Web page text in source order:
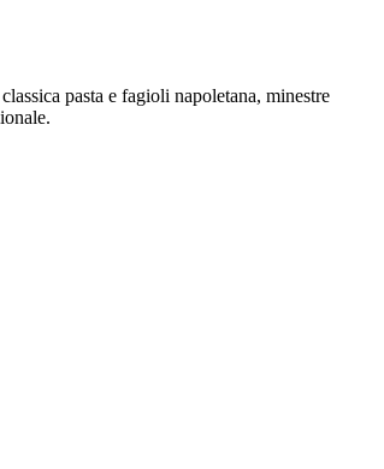
pasta e fagioli napoletana, minestre